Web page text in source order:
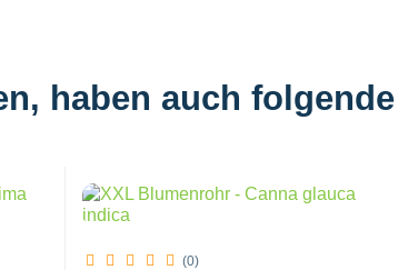
haben auch folgende
(0)